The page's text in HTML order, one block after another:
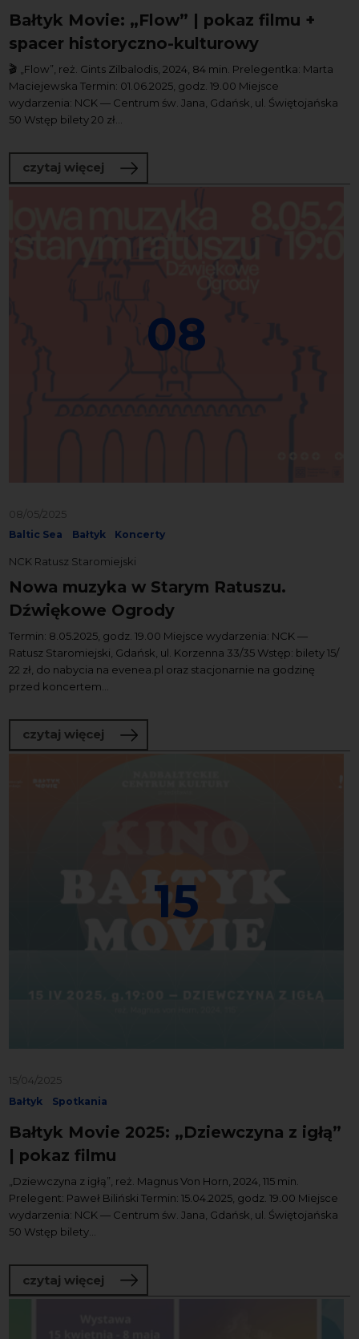
Bałtyk Movie: „Flow” | pokaz filmu +
spacer historyczno-kulturowy
🎬 „Flow”, reż. Gints Zilbalodis, 2024, 84 min. Prelegentka: Marta
Maciejewska Termin: 01.06.2025, godz. 19.00 Miejsce
wydarzenia: NCK — Centrum św. Jana, Gdańsk, ul. Świętojańska
50 Wstęp bilety 20 zł...
czytaj więcej o Bałtyk Movie: „Flow” | pokaz filmu
08
08/05/2025
Baltic Sea Bałtyk Koncerty
NCK Ratusz Staromiejski
Nowa muzyka w Starym Ratuszu.
Dźwiękowe Ogrody
Termin: 8.05.2025, godz. 19.00 Miejsce wydarzenia: NCK —
Ratusz Staromiejski, Gdańsk, ul. Korzenna 33/35 Wstęp: bilety 15/
22 zł, do nabycia na evenea.pl oraz stacjonarnie na godzinę
przed koncertem...
czytaj więcej o Nowa muzyka w Starym Ratuszu.
15
15/04/2025
Bałtyk Spotkania
Bałtyk Movie 2025: „Dziewczyna z igłą”
| pokaz filmu
„Dziewczyna z igłą”, reż. Magnus Von Horn, 2024, 115 min.
Prelegent: Paweł Biliński Termin: 15.04.2025, godz. 19.00 Miejsce
wydarzenia: NCK — Centrum św. Jana, Gdańsk, ul. Świętojańska
50 Wstęp bilety...
czytaj więcej o Bałtyk Movie 2025: „Dziewczyna z